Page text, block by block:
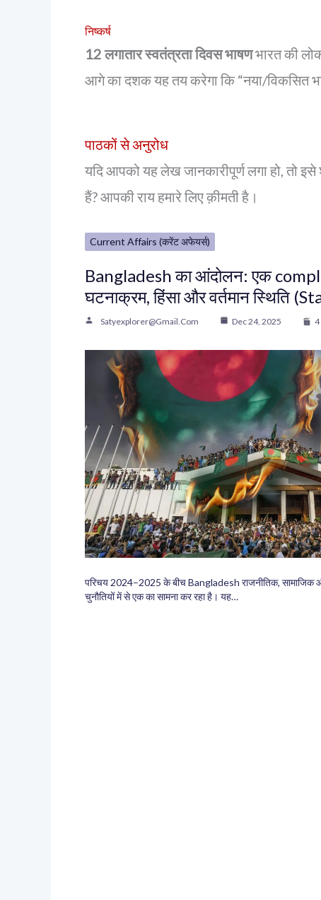
निष्कर्ष
12 लगातार स्वतंत्रता दिवस भाषणभारत की
आगे का दशक यह तय करेगा कि “नया/विकसित
पाठकों से अनुरोध
यदि आपको यह लेख जानकारीपूर्ण लगा हो, तो
हैं? आपकी राय हमारे लिए क़ीमती है।
Current Affairs (करेंट अफेयर्स)
Bangladesh का आंदोलन: एक
घटनाक्रम, हिंसा और वर्तमान स्थिति
Satyexplorer@gmail.com Dec 24, 2025 4
परिचय 2024–2025 के बीच Bangladesh राजनीतिक, सामाजिक
चुनौतियों में से एक का सामना कर रहा है। यह…